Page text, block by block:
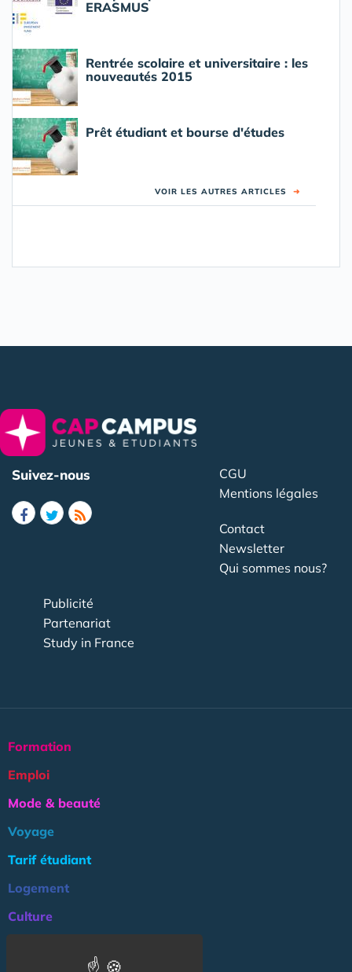
ERASMUS
Rentrée scolaire et universitaire : les
nouveautés 2015
Prêt étudiant et bourse d'études
VOIR LES AUTRES ARTICLES ➜
Suivez-nous
CGU
Mentions légales
Contact
Newsletter
Qui sommes nous?
Publicité
Partenariat
Study in France
Formation
Emploi
Mode & beauté
Voyage
Tarif étudiant
Logement
Culture